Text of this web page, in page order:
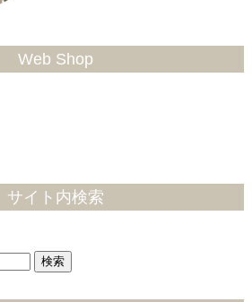
Web Shop
サイト内検索